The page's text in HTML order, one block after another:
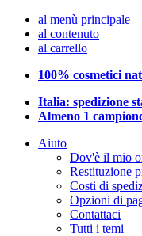
al menù principale
al contenuto
al carrello
100% cosmetici
Italia: spedizione
Almeno 1
Aiuto
Dov'è il mio
Restituzione
Costi di
Opzioni di
Contattaci
Tutti i temi